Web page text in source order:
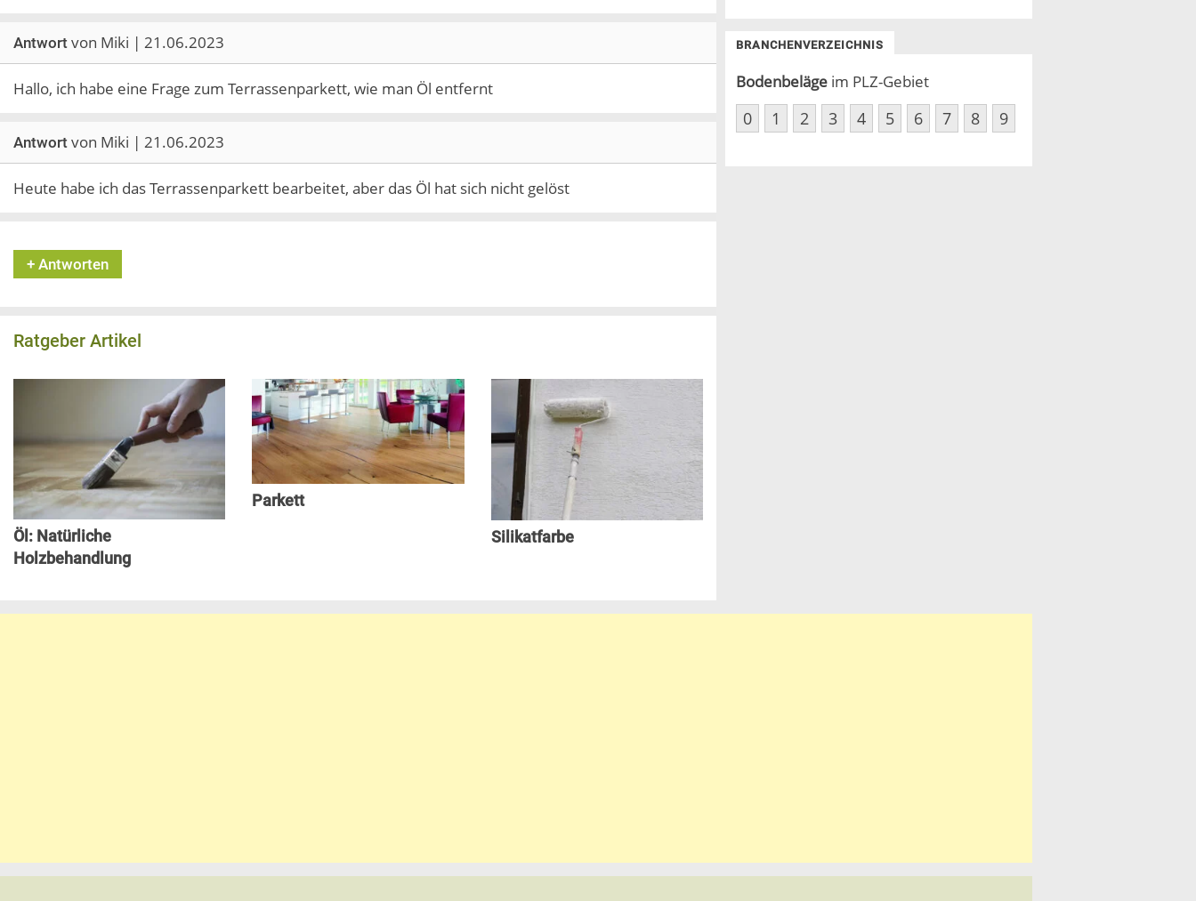
Antwort von Miki | 21.06.2023
Hallo, ich habe eine Frage zum Terrassenparkett, wie man Öl entfernt
Antwort von Miki | 21.06.2023
Heute habe ich das Terrassenparkett bearbeitet, aber das Öl hat sich nicht gelöst
+ Antworten
Ratgeber Artikel
Öl: Natürliche
Holzbehandlung
Parkett
Silikatfarbe
BRANCHENVERZEICHNIS
Bodenbeläge im PLZ-Gebiet
0 1 2 3 4 5 6 7 8 9